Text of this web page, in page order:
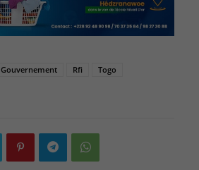
Gouvernement Rfi
Togo